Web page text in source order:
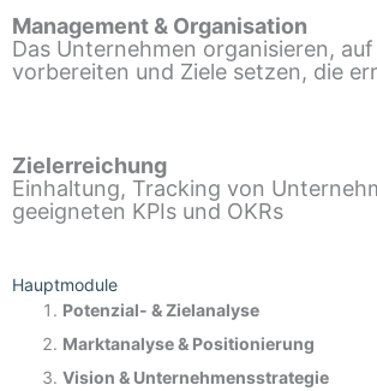
Management & Organisation
Das Unternehmen organisieren,
vorbereiten und Ziele setzen, die
Zielerreichung
Einhaltung, Tracking von
geeigneten KPIs und OKRs
Hauptmodule
Potenzial- &Zielanalyse
Marktanalyse & Positionierung
Vision & Unternehmensstrategie